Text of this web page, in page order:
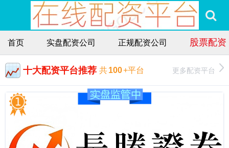
首页 实盘配资公司 正规配资公司 股票配资
十大配资平台推荐 共100+平台 更多配资平台